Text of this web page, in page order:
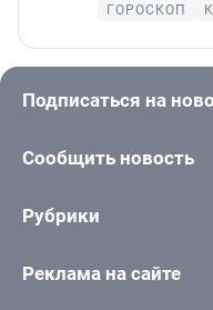
ГОРОСКОП
Подписаться на
Сообщить новость
Рубрики
Реклама на сайте